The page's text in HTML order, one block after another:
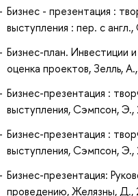
Бизнес - презентация :
выступления : пер. с
Бизнес-план. Инвестиции
оценка проектов, Зелль,
Бизнес-презентация :
выступления, Сэмпсон, Э.,
Бизнес-презентация :
выступления, Сэмпсон, Э.,
Бизнес-презентация:
проведению, Желязны, Д.,